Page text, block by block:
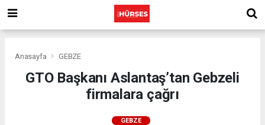
Anasayfa GEBZE
GTO Başkanı Aslantaş’tan Gebzeli
firmalara çağrı
GEBZE